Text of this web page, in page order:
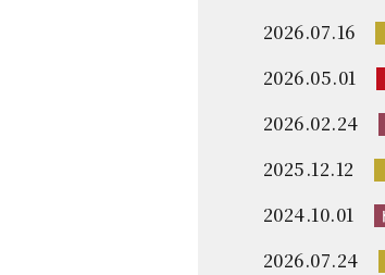
2026.07.16
2026.05.01
2026.02.24
2025.12.12
2024.10.01
2026.07.24